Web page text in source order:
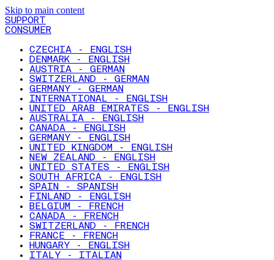
Skip to main content
SUPPORT
CONSUMER
CZECHIA - ENGLISH
DENMARK - ENGLISH
AUSTRIA - GERMAN
SWITZERLAND - GERMAN
GERMANY - GERMAN
INTERNATIONAL - ENGLISH
UNITED ARAB EMIRATES - ENGLISH
AUSTRALIA - ENGLISH
CANADA - ENGLISH
GERMANY - ENGLISH
UNITED KINGDOM - ENGLISH
NEW ZEALAND - ENGLISH
UNITED STATES - ENGLISH
SOUTH AFRICA - ENGLISH
SPAIN - SPANISH
FINLAND - ENGLISH
BELGIUM - FRENCH
CANADA - FRENCH
SWITZERLAND - FRENCH
FRANCE - FRENCH
HUNGARY - ENGLISH
ITALY - ITALIAN